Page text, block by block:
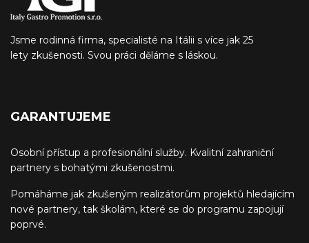
Jsme rodinná firma, specialisté na Itálii s více jak 25
lety zkušenosti. Svou práci děláme s láskou.
GARANTUJEME
Osobní přístup a profesionální služby. Kvalitní zahraniční
partnery s bohatými zkušenostmi.
Pomáháme jak zkušeným realizátorům projektů hledajícím
nové partnery, tak školám, které se do programu zapojují
poprvé.